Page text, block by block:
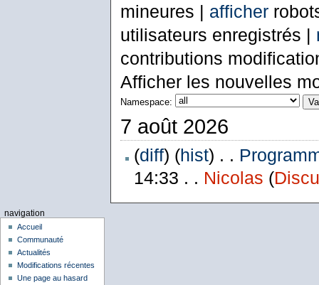
mineures | afficher
utilisateurs enregistrés |
contributions
Afficher les nouvelles
Namespace:
7 août 2026
(diff) (hist) . .
14:33 . . Nicolas (
navigation
Accueil
Communauté
Actualités
Modifications récentes
Une page au hasard